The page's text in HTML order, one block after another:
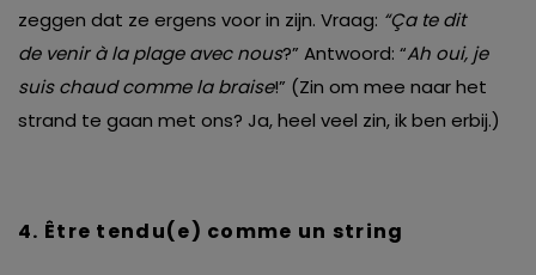
zeggen dat ze ergens voor in zijn. Vraag: “Ça te dit
de venir à la plage avec nous?” Antwoord: “Ah oui, je
suis chaud comme la braise!” (Zin om mee naar het
strand te gaan met ons? Ja, heel veel zin, ik ben erbij.)
4. Être tendu(e) comme un string